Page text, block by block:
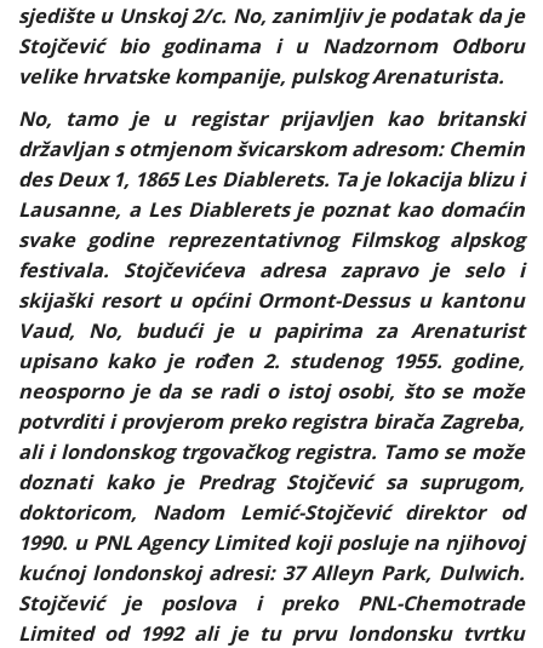
sjedište u Unskoj 2/c. No, zanimljiv je podatak da je
Stojčević bio godinama i u Nadzornom Odboru
velike hrvatske kompanije, pulskog Arenaturista.
No, tamo je u registar prijavljen kao britanski
državljan s otmjenom švicarskom adresom: Chemin
des Deux 1, 1865 Les Diablerets. Ta je lokacija blizu i
Lausanne, a Les Diablerets je poznat kao domaćin
svake godine reprezentativnog Filmskog alpskog
festivala. Stojčevićeva adresa zapravo je selo i
skijaški resort u općini Ormont-Dessus u kantonu
Vaud, No, budući je u papirima za Arenaturist
upisano kako je rođen 2. studenog 1955. godine,
neosporno je da se radi o istoj osobi, što se može
potvrditi i provjerom preko registra birača Zagreba,
ali i londonskog trgovačkog registra. Tamo se može
doznati kako je Predrag Stojčević sa suprugom,
doktoricom, Nadom Lemić-Stojčević direktor od
1990. u PNL Agency Limited koji posluje na njihovoj
kućnoj londonskoj adresi: 37 Alleyn Park, Dulwich.
Stojčević je poslova i preko PNL-Chemotrade
Limited od 1992 ali je tu prvu londonsku tvrtku